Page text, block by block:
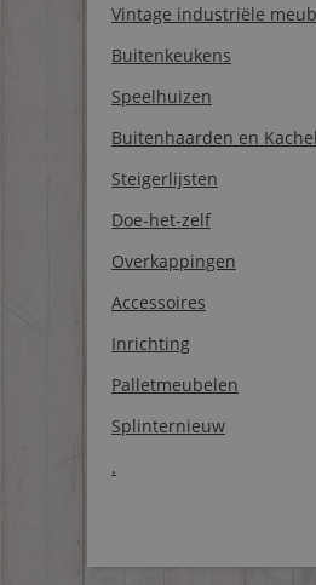
Vintage industriële
Buitenkeukens
Speelhuizen
Buitenhaarden en
Steigerlijsten
Doe-het-zelf
Overkappingen
Accessoires
Inrichting
Palletmeubelen
Splinternieuw
.